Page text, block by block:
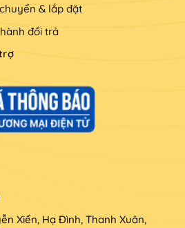
& lắp đặt
đổi trả
Xiển, Hạ Đình, Thanh Xuân,